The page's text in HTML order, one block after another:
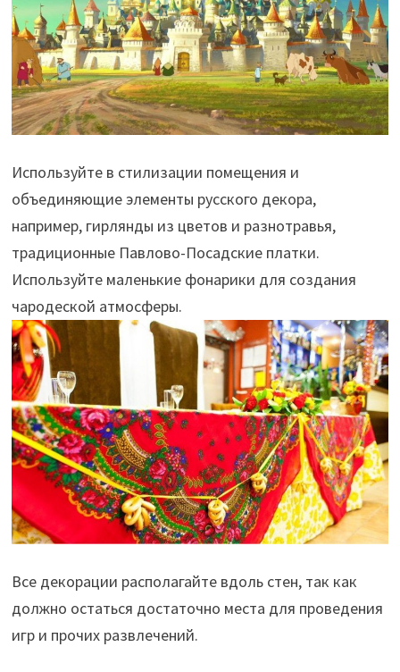
Используйте в стилизации помещения и
объединяющие элементы русского декора,
например, гирлянды из цветов и разнотравья,
традиционные Павлово-Посадские платки.
Используйте маленькие фонарики для создания
чародеской атмосферы.
Все декорации располагайте вдоль стен, так как
должно остаться достаточно места для проведения
игр и прочих развлечений.